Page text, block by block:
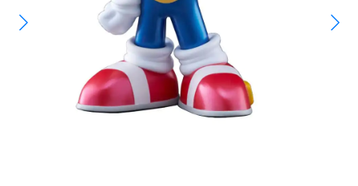
Ajándékkártya
Szállítás és fizetés
Sorozatos cuccok